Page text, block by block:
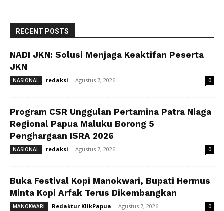
RECENT POSTS
NADI JKN: Solusi Menjaga Keaktifan Peserta
JKN
NASIONAL redaksi - Agustus 7, 2026 0
Program CSR Unggulan Pertamina Patra Niaga
Regional Papua Maluku Borong 5
Penghargaan ISRA 2026
NASIONAL redaksi - Agustus 7, 2026 0
Buka Festival Kopi Manokwari, Bupati Hermus
Minta Kopi Arfak Terus Dikembangkan
MANOKWARI Redaktur KlikPapua - Agustus 7, 2026 0